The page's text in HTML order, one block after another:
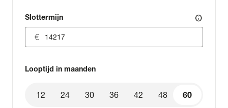
Slottermijn info
Looptijd in maanden
60
12 24 30 36 42 48 60